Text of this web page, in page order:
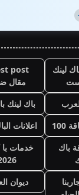
لينك
post
مقال
باك لينك
100
اعلانات
باك
خدمات با
ديوان